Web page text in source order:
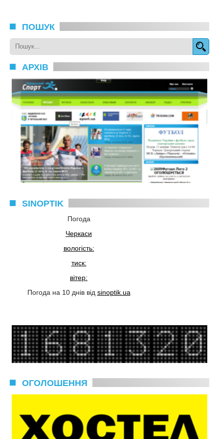
ПОШУК
АРХІВ
SINOPTIK
Погода
Черкаси
вологість:
тиск:
вітер:
Погода на 10 днів від sinoptik.ua
ОГОЛОШЕННЯ